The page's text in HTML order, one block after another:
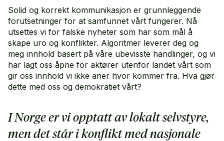
Solid og korrekt kommunikasjon er grunnleggende
forutsetninger for at samfunnet vårt fungerer. Nå
utsettes vi for falske nyheter som har som mål å
skape uro og konflikter. Algoritmer leverer deg og
meg innhold basert på våre ubevisste handlinger, og vi
har lagt oss åpne for aktører utenfor landet vårt som
gir oss innhold vi ikke aner hvor kommer fra. Hva gjør
dette med oss og demokratiet vårt?
I Norge er vi opptatt av lokalt selvstyre,
men det står i konflikt med nasjonale